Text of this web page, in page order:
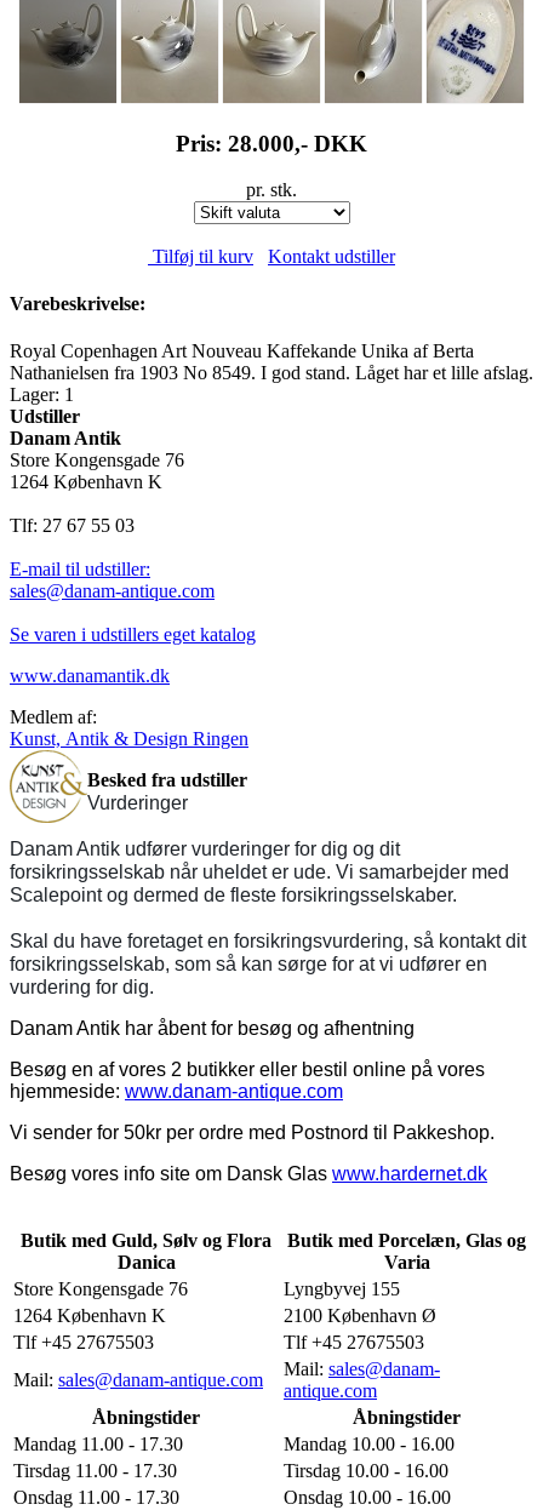
Pris: 28.000,- DKK
pr. stk.
Tilføj til kurv Kontakt udstiller
Varebeskrivelse:
Royal Copenhagen Art Nouveau Kaffekande Unika af Berta
Nathanielsen fra 1903 No 8549. I god stand. Låget har et lille afslag.
Lager: 1
Udstiller
Danam Antik
Store Kongensgade 76
1264 København K
Tlf: 27 67 55 03
E-mail til udstiller:
sales@danam-antique.com
Se varen i udstillers eget katalog
www.danamantik.dk
Medlem af:
Kunst, Antik & Design Ringen
Besked fra udstiller
Vurderinger
Danam Antik udfører vurderinger for dig og dit
forsikringsselskab når uheldet er ude. Vi samarbejder med
Scalepoint og dermed de fleste forsikringsselskaber.
Skal du have foretaget en forsikringsvurdering, så kontakt dit
forsikringsselskab, som så kan sørge for at vi udfører en
vurdering for dig.
Danam Antik har åbent for besøg og afhentning
Besøg en af vores 2 butikker eller bestil online på vores
hjemmeside: www.danam-antique.com
Vi sender for 50kr per ordre med Postnord til Pakkeshop.
Besøg vores info site om Dansk Glas www.hardernet.dk
Butik med Guld, Sølv og Flora
Danica
Butik med Porcelæn, Glas og
Varia
Store Kongensgade 76
Lyngbyvej 155
1264 København K
2100 København Ø
Tlf +45 27675503
Tlf +45 27675503
Mail: sales@danam-antique.com
Mail: sales@danam-
antique.com
Åbningstider
Åbningstider
Mandag 11.00 - 17.30
Mandag 10.00 - 16.00
Tirsdag 11.00 - 17.30
Tirsdag 10.00 - 16.00
Onsdag 11.00 - 17.30
Onsdag 10.00 - 16.00